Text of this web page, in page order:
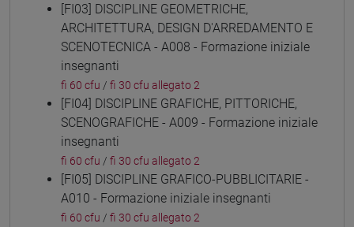
[FI03] DISCIPLINE GEOMETRICHE,
ARCHITETTURA, DESIGN D'ARREDAMENTO E
SCENOTECNICA - A008 - Formazione iniziale
insegnanti
fi 60 cfu / fi 30 cfu allegato 2
[FI04] DISCIPLINE GRAFICHE, PITTORICHE,
SCENOGRAFICHE - A009 - Formazione iniziale
insegnanti
fi 60 cfu / fi 30 cfu allegato 2
[FI05] DISCIPLINE GRAFICO-PUBBLICITARIE -
A010 - Formazione iniziale insegnanti
fi 60 cfu / fi 30 cfu allegato 2